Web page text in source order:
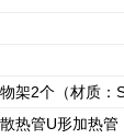
架2个（材质：
热管U形加热管